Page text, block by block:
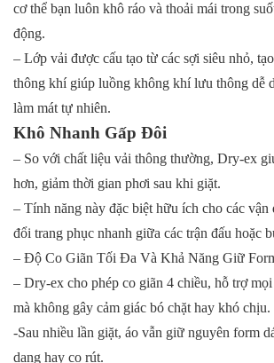
cơ thể bạn luôn khô ráo và thoải mái trong
động.
– Lớp vải được cấu tạo từ các sợi siêu nhỏ,
thông khí giúp luồng không khí lưu thông dễ
làm mát tự nhiên.
Khô Nhanh Gấp Đôi
– So với chất liệu vải thông thường, Dry-ex
hơn, giảm thời gian phơi sau khi giặt.
– Tính năng này đặc biệt hữu ích cho các vận
đổi trang phục nhanh giữa các trận đấu hoặc
– Độ Co Giãn Tối Đa Và Khả Năng Giữ
– Dry-ex cho phép co giãn 4 chiều, hỗ trợ
mà không gây cảm giác bó chặt hay khó chịu.
-Sau nhiều lần giặt, áo vẫn giữ nguyên form
dạng hay co rút.